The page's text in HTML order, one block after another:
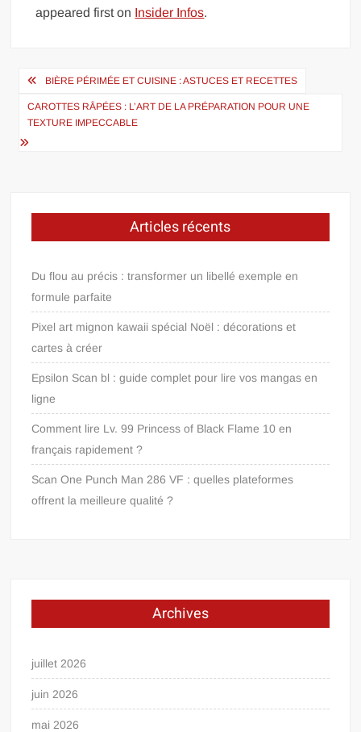
appeared first on Insider Infos.
Navigation
de
l’article
BIÈRE PÉRIMÉE ET CUISINE : ASTUCES ET RECETTES
CAROTTES RÂPÉES : L’ART DE LA PRÉPARATION POUR UNE
TEXTURE IMPECCABLE
Articles récents
Du flou au précis : transformer un libellé exemple en
formule parfaite
Pixel art mignon kawaii spécial Noël : décorations et
cartes à créer
Epsilon Scan bl : guide complet pour lire vos mangas en
ligne
Comment lire Lv. 99 Princess of Black Flame 10 en
français rapidement ?
Scan One Punch Man 286 VF : quelles plateformes
offrent la meilleure qualité ?
Archives
juillet 2026
juin 2026
mai 2026